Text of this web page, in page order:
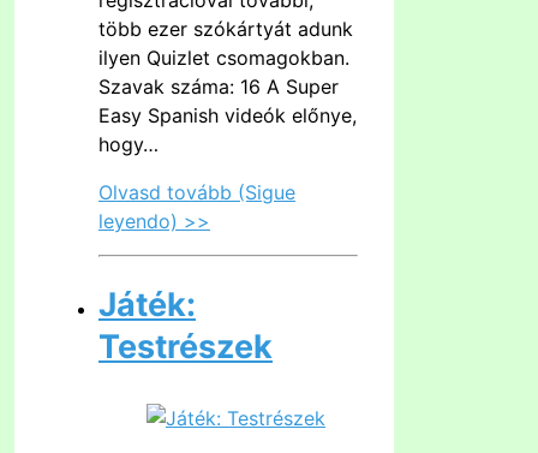
több ezer szókártyát adunk
ilyen Quizlet csomagokban.
Szavak száma: 16 A Super
Easy Spanish videók előnye,
hogy…
Olvasd tovább (Sigue
leyendo) >>
Játék:
Testrészek